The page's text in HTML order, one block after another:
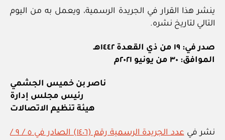
ينشر هذا القرار في الجريدة الرسمية، ويعمل به من اليوم
التالي لتاريخ نشره.
صدر في: ١٩ من ذي القعدة ١٤٤٢هـ
الموافق: ٣٠ من يونيو ٢٠٢١م
ناصر بن خميس الجشمي
رئيس مجلس إدارة
هيئة تنظيم الاتصالات
نشر في
عدد الجريدة الرسمية رقم (١٤٠٦) الصادر في ٥ / ٩ /